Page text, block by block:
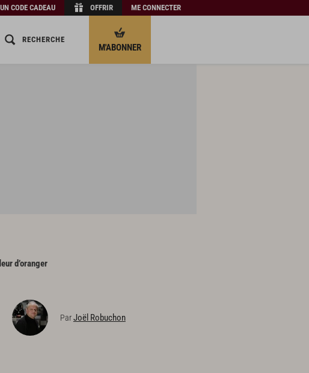
CODE CADEAU OFFRIR ME CONNECTER
RECHERCHE
M'ABONNER
d’oranger
ParJoël Robuchon